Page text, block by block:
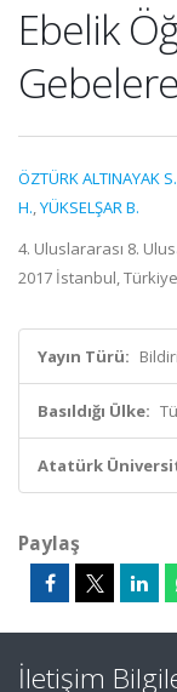
Ebelik
ÖZTÜRK ALTINAYAK S.
H.,YÜKSELŞAR B.
4. Uluslararası 8.
2017 İstanbul,
Yayın Türü:
Basıldığı Ülke:
Atatürk
Paylaş
İletişim